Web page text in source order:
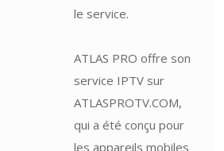
le service.
ATLAS PRO offre son
service IPTV sur
ATLASPROTV.COM,
qui a été conçu pour
les appareils mobiles